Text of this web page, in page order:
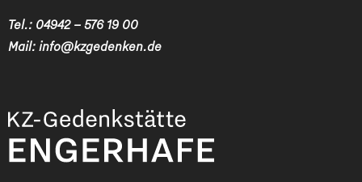
Tel.: 04942 – 576 19 00
Mail: info@kzgedenken.de